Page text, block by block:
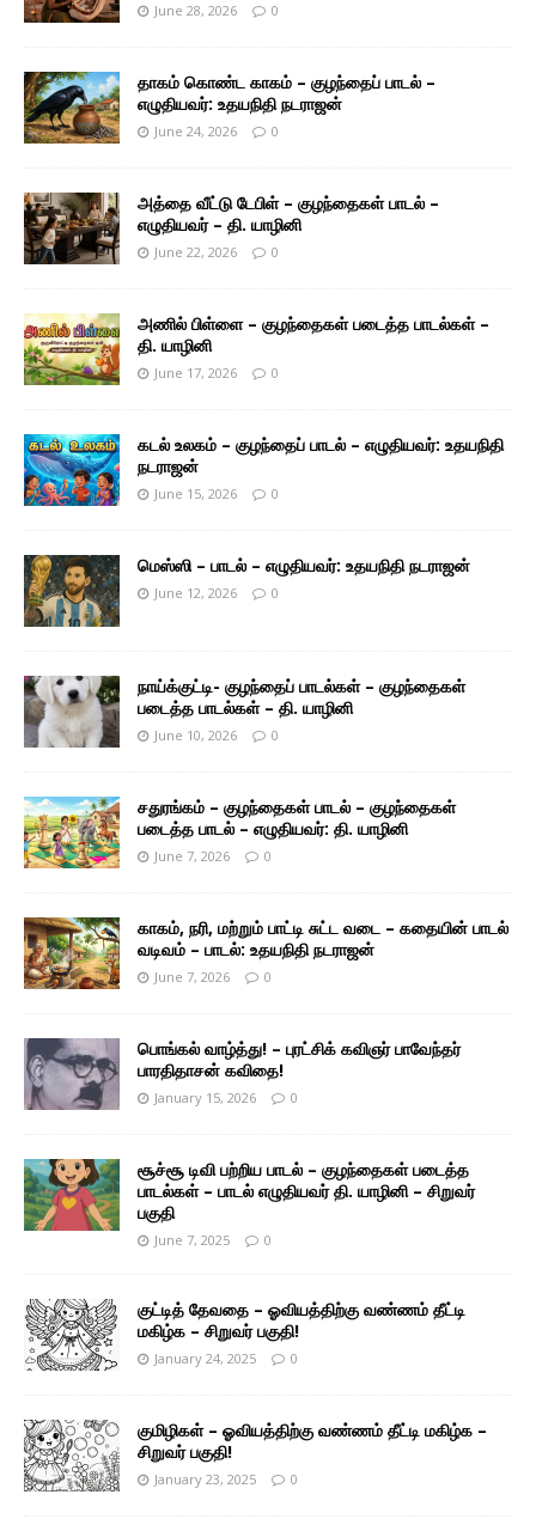
June 28, 2026 0
தாகம் கொண்ட காகம் – குழந்தைப் பாடல் –
எழுதியவர்: உதயநிதி நடராஜன்
June 24, 2026 0
அத்தை வீட்டு டேபிள் – குழந்தைகள் பாடல் –
எழுதியவர் – தி. யாழினி
June 22, 2026 0
அணில் பிள்ளை – குழந்தைகள் படைத்த பாடல்கள் –
தி. யாழினி
June 17, 2026 0
கடல் உலகம் – குழந்தைப் பாடல் – எழுதியவர்: உதயநிதி
நடராஜன்
June 15, 2026 0
மெஸ்ஸி – பாடல் – எழுதியவர்: உதயநிதி நடராஜன்
June 12, 2026 0
நாய்க்குட்டி- குழந்தைப் பாடல்கள் – குழந்தைகள்
படைத்த பாடல்கள் – தி. யாழினி
June 10, 2026 0
சதுரங்கம் – குழந்தைகள் பாடல் – குழந்தைகள்
படைத்த பாடல் – எழுதியவர்: தி. யாழினி
June 7, 2026 0
காகம், நரி, மற்றும் பாட்டி சுட்ட வடை – கதையின் பாடல்
வடிவம் – பாடல்: உதயநிதி நடராஜன்
June 7, 2026 0
பொங்கல் வாழ்த்து! – புரட்சிக் கவிஞர் பாவேந்தர்
பாரதிதாசன் கவிதை!
January 15, 2026 0
சூச்சூ டிவி பற்றிய பாடல் – குழந்தைகள் படைத்த
பாடல்கள் – பாடல் எழுதியவர் தி. யாழினி – சிறுவர்
பகுதி
June 7, 2025 0
குட்டித் தேவதை – ஓவியத்திற்கு வண்ணம் தீட்டி
மகிழ்க – சிறுவர் பகுதி!
January 24, 2025 0
குமிழிகள் – ஓவியத்திற்கு வண்ணம் தீட்டி மகிழ்க –
சிறுவர் பகுதி!
January 23, 2025 0